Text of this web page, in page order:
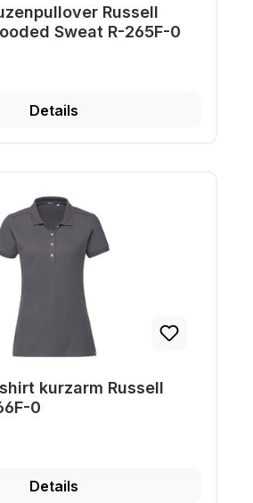
Russell
Sweat R-265F-0
Details
kurzarm Russell
0
Details